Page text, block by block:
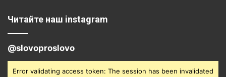
Читайте наш instagram
@slovoproslovo
Error validating access token: The session has been invalidated